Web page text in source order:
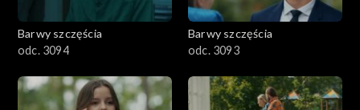
2001–2100
1801–1900
Barwy szczęścia
odc. 3094
Barwy szczęścia
odc. 3093